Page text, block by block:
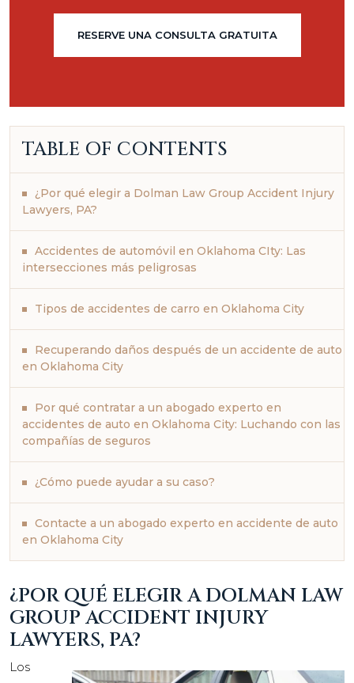
RESERVE UNA CONSULTA GRATUITA
TABLE OF CONTENTS
¿Por qué elegir a Dolman Law Group Accident Injury
Lawyers, PA?
Accidentes de automóvil en Oklahoma CIty: Las
intersecciones más peligrosas
Tipos de accidentes de carro en Oklahoma City
Recuperando daños después de un accidente de auto
en Oklahoma City
Por qué contratar a un abogado experto en
accidentes de auto en Oklahoma City: Luchando con las
compañías de seguros
¿Cómo puede ayudar a su caso?
Contacte a un abogado experto en accidente de auto
en Oklahoma City
¿POR QUÉ ELEGIR A DOLMAN LAW
GROUP ACCIDENT INJURY
LAWYERS, PA?
Los